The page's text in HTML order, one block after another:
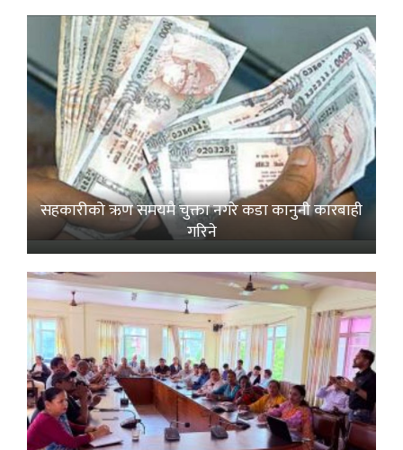
सहकारीको ऋण समयमै चुक्ता नगरे कडा कानुनी कारबाही
गरिने